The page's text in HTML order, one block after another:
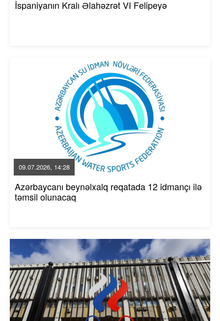
İspaniyanın Kralı Əlahəzrət VI Felipeyə
09.07.2026, 14:28
Azərbaycanı beynəlxalq reqatada 12 idmançı ilə
təmsil olunacaq